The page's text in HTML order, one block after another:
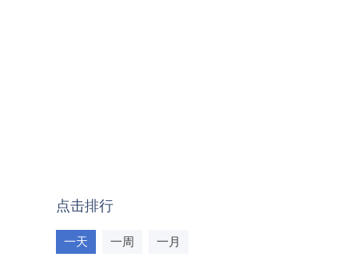
点击排行
一天 一周 一月